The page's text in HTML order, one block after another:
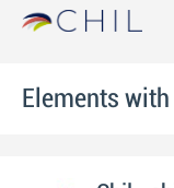
Elements with